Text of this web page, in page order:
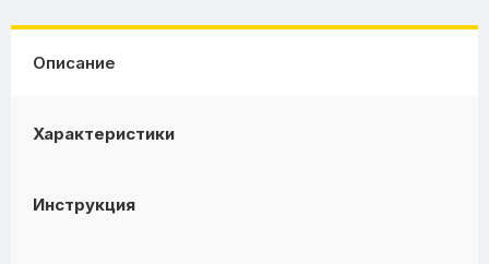
Описание
Характеристики
Инструкция